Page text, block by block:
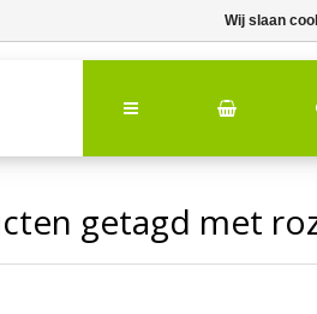
getagd met
Wij slaan